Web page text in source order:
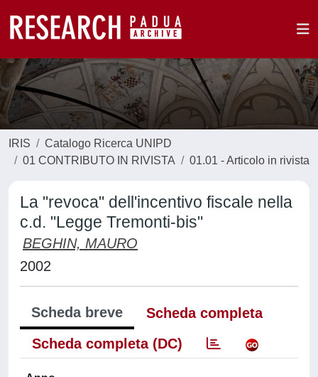
IRIS
Catalogo Ricerca UNIPD
01 CONTRIBUTO IN RIVISTA
01.01 - Articolo in rivista
La "revoca" dell'incentivo fiscale nella
c.d. "Legge Tremonti-bis"
BEGHIN, MAURO
2002
Scheda breve
Scheda completa
Scheda completa (DC)